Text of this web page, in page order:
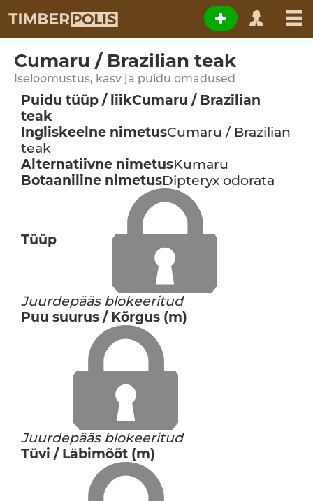
Cumaru / Brazilian teak
Iseloomustus, kasv ja puidu omadused
Puidu tüüp / liikCumaru / Brazilian
teak
Ingliskeelne nimetusCumaru / Brazilian
teak
Alternatiivne nimetusKumaru
Botaaniline nimetusDipteryx odorata
Tüüp
Juurdepääs blokeeritud
Puu suurus / Kõrgus (m)
Juurdepääs blokeeritud
Tüvi / Läbimõõt (m)